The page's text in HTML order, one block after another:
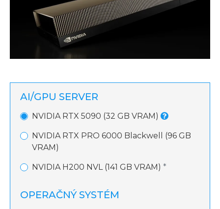
AI/GPU SERVER
NVIDIA RTX 5090 (32 GB VRAM)
NVIDIA RTX PRO 6000 Blackwell (96 GB
VRAM)
NVIDIA H200 NVL (141 GB VRAM) *
OPERAČNÝ SYSTÉM